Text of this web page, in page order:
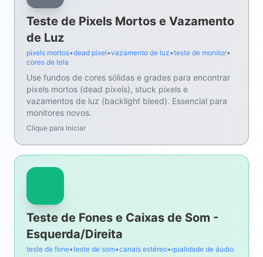
Teste de Pixels Mortos e Vazamento
de Luz
pixels mortos•dead pixel•vazamento de luz•teste de monitor•
cores de tela
Use fundos de cores sólidas e grades para encontrar
pixels mortos (dead pixels), stuck pixels e
vazamentos de luz (backlight bleed). Essencial para
monitores novos.
Clique para Iniciar
Teste de Fones e Caixas de Som -
Esquerda/Direita
teste de fone•teste de som•canais estéreo•qualidade de áudio